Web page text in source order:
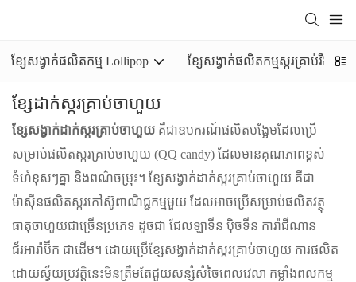
ខ្សែសង្វាក់ផលិតកម្ម Lollipop ខ្សែសង្វាក់ផលិតកម្មស្ករគ្រាប់រឹង
ខ្សែដាក់ស្ករគ្រាប់ចាហួយ
ខ្សែសង្វាក់ដាក់ស្ករគ្រាប់ចាហួយ គឺជាឧបករណ៍ផលិតបង្អែមដែលប្រើ
សម្រាប់ផលិតស្ករគ្រាប់ចាហួយ (QQ candy) ដែលមានគុណភាពខ្ពស់
ទំហំខុសៗគ្នា និងពណ៌ចម្រុះ។ ខ្សែសង្វាក់ដាក់ស្ករគ្រាប់ចាហួយ គឺជា
ម៉ាស៊ីនផលិតស្ករកៅស៊ូពាណិជ្ជកម្មមួយ ដែលអាចប្រើសម្រាប់ផលិតវត្ថុ
ធាតុចាហួយជាច្រើនប្រភេទ ដូចជា ជែលឡាទីន ប៉ិចទីន ការ៉ាជីណាន
ជ័រអារ៉ាប៊ីក ជាដើម។ ដោយប្រើខ្សែសង្វាក់ដាក់ស្ករគ្រាប់ចាហួយ ការផលិត
ដោយស្វ័យប្រវត្តិនេះមិនត្រឹមតែជួយសន្សំសំចៃពេលវេលា កម្លាំងពលកម្ម